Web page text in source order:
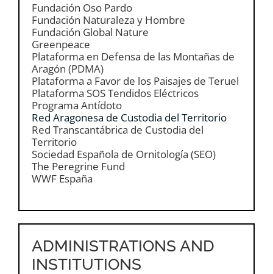
Fundación Oso Pardo
Fundación Naturaleza y Hombre
Fundación Global Nature
Greenpeace
Plataforma en Defensa de las Montañas de
Aragón (PDMA)
Plataforma a Favor de los Paisajes de Teruel
Plataforma SOS Tendidos Eléctricos
Programa Antídoto
Red Aragonesa de Custodia del Territorio
Red Transcantábrica de Custodia del
Territorio
Sociedad Española de Ornitología (SEO)
The Peregrine Fund
WWF España
ADMINISTRATIONS AND
INSTITUTIONS